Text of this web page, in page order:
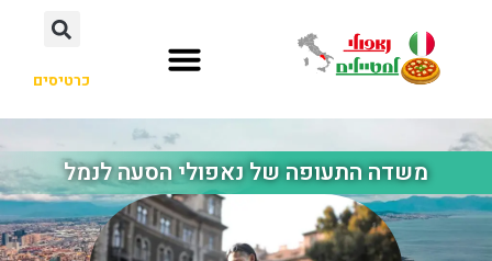
כרטיסים
משדה התעופה של נאפולי הסעה לנמל